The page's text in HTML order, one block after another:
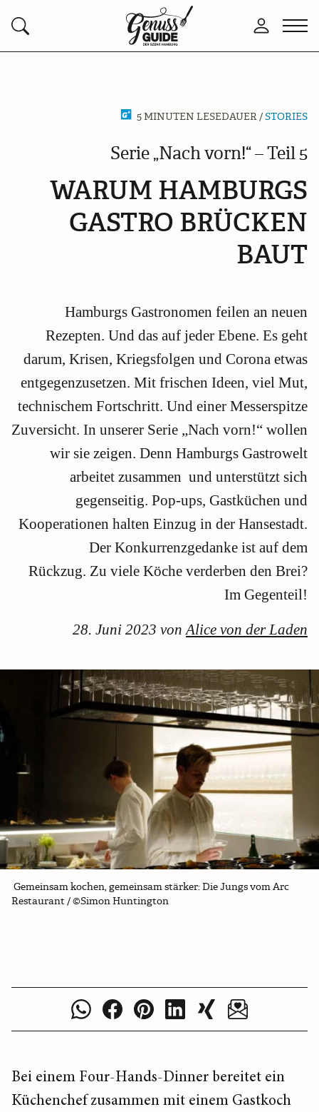
Suchen
Zurück
zur
Anmelden
5 MINUTEN LESEDAUER /STORIES
Serie „Nach vorn!“ – Teil 5
WARUM HAMBURGS
GASTRO BRÜCKEN
BAUT
Hamburgs Gastronomen feilen an neuen
Rezepten. Und das auf jeder Ebene. Es geht
darum, Krisen, Kriegsfolgen und Corona etwas
entgegenzusetzen. Mit frischen Ideen, viel Mut,
technischem Fortschritt. Und einer Messerspitze
Zuversicht. In unserer Serie „Nach vorn!“ wollen
wir sie zeigen. Denn Hamburgs Gastrowelt
arbeitet zusammen und unterstützt sich
gegenseitig. Pop-ups, Gastküchen und
Kooperationen halten Einzug in der Hansestadt.
Der Konkurrenzgedanke ist auf dem
Rückzug. Zu viele Köche verderben den Brei?
Im Gegenteil!
28. Juni 2023 von Alice von der Laden
Gemeinsam kochen, gemeinsam stärker: Die Jungs vom Arc
Restaurant / ©Simon Huntington
Bei einem Four-Hands-Dinner bereitet ein
Küchenchef zusammen mit einem Gastkoch